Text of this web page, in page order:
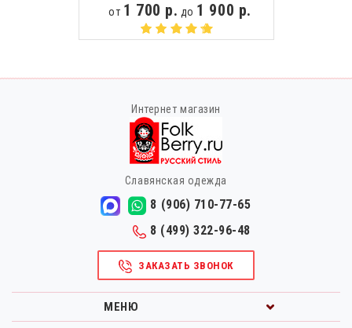
от 1 700 р. до 1 900 р.
Интернет магазин
Славянская одежда
8 (906) 710-77-65
8 (499) 322-96-48
ЗАКАЗАТЬ ЗВОНОК
МЕНЮ